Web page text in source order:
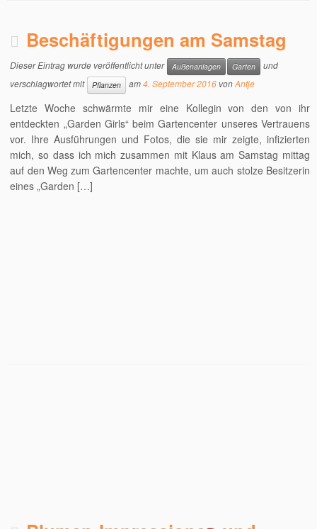
Beschäftigungen am Samstag
Dieser Eintrag wurde veröffentlicht unter Außenanlagen Garten
und
verschlagwortet mit
Pflanzen am4. September 2016 vonAntje
Letzte Woche schwärmte mir eine Kollegin von den von ihr
entdeckten „Garden Girls“ beim Gartencenter unseres Vertrauens
vor. Ihre Ausführungen und Fotos, die sie mir zeigte, infizierten
mich, so dass ich mich zusammen mit Klaus am Samstag mittag
auf den Weg zum Gartencenter machte, um auch stolze Besitzerin
eines „Garden […]